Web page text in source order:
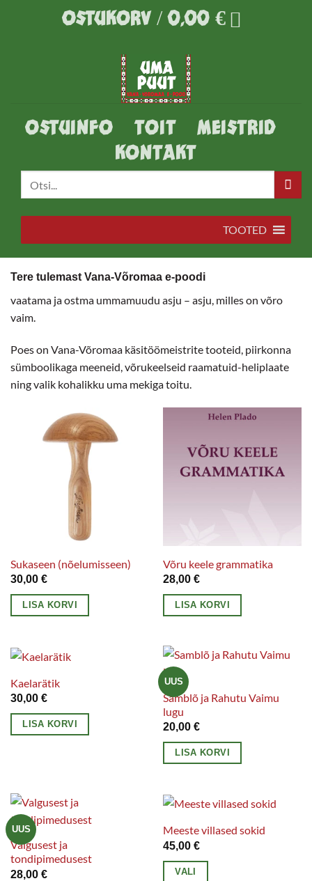
OSTUKORV /0,00 €
OSTUINFO TOIT
MEISTRID
KONTAKT
Tere tulemast Vana-Võromaa e-poodi
vaatama ja ostma ummamuudu asju – asju, milles on võro
vaim.
Poes on Vana-Võromaa käsitöömeistrite tooteid, piirkonna
sümboolikaga meeneid, võrukeelseid raamatuid-heliplaate
ning valik kohalikku uma mekiga toitu.
Sukaseen (nõelumisseen)
30,00 €
LISA KORVI
Võru keele grammatika
28,00 €
LISA KORVI
Kaelarätik
30,00 €
LISA KORVI
UUS
Samblõ ja Rahutu Vaimu
lugu
20,00 €
LISA KORVI
UUS
Valgusest ja
tondipimedusest
28,00 €
Meeste villased sokid
45,00 €
VALI
TOOTED